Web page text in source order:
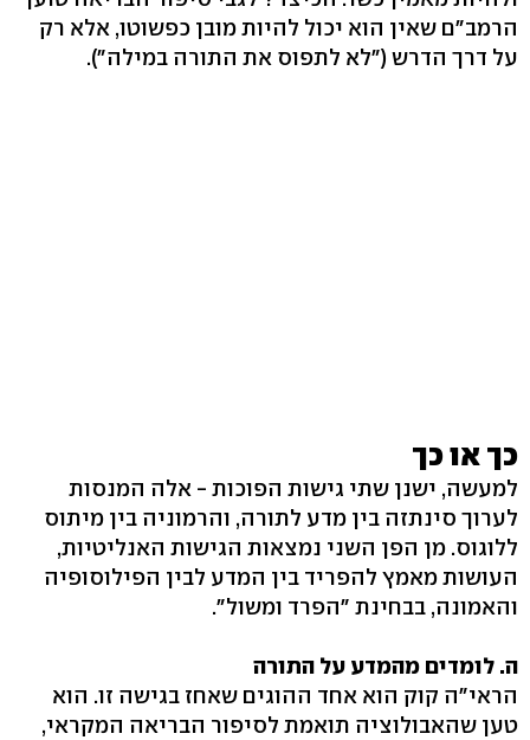
הרמב"ם שאין הוא יכול להיות מובן כפשוטו, אלא רק
על דרך הדרש ("לא לתפוס את התורה במילה").
כך או כך
למעשה, ישנן שתי גישות הפוכות - אלה המנסות
לערוך סינתזה בין מדע לתורה, והרמוניה בין מיתוס
ללוגוס. מן הפן השני נמצאות הגישות האנליטיות,
העושות מאמץ להפריד בין המדע לבין הפילוסופיה
והאמונה, בבחינת "הפרד ומשול".
ה. לומדים מהמדע על התורה
הראי"ה קוק הוא אחד ההוגים שאחז בגישה זו. הוא
טען שהאבולוציה תואמת לסיפור הבריאה המקראי,